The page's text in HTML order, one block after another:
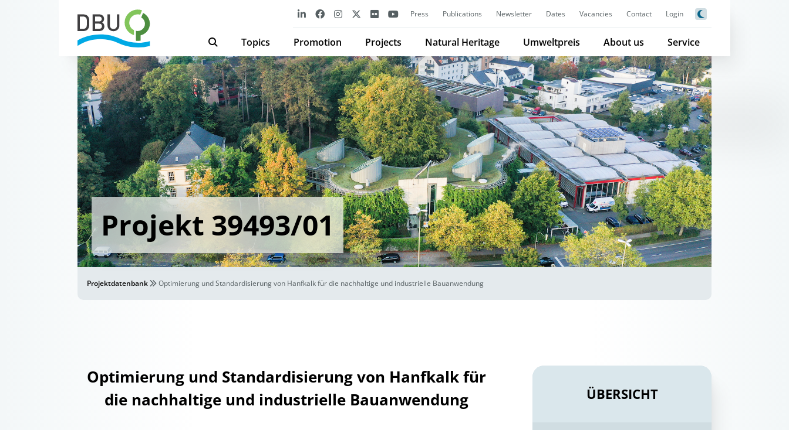
Press Publications Newsletter Dates Vacancies Contact Login
Topics Promotion Projects Natural Heritage Umweltpreis About us Service
Projekt 39493/01
Projektdatenbank Optimierung und Standardisierung von Hanfkalk für die nachhaltige und industrielle Bauanwendung
Optimierung und Standardisierung von Hanfkalk für
die nachhaltige und industrielle Bauanwendung
ÜBERSICHT